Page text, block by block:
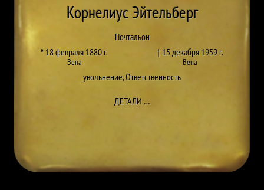
Корнелиус Эйтельберг
Почтальон
* 18 февраля 1880 г.
Вена
† 15 декабря 1959 г.
Вена
увольнение,Ответственность
ДЕТАЛИ…ДО CORNELIUS EITELBERG